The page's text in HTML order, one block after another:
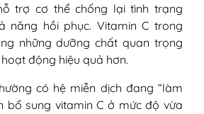
trợ cơ thể chống lại tình trạng
năng hồi phục. Vitamin C trong
những dưỡng chất quan trọng
động hiệu quả hơn.
có hệ miễn dịch đang “làm
bổ sung vitamin C ở mức độ vừa